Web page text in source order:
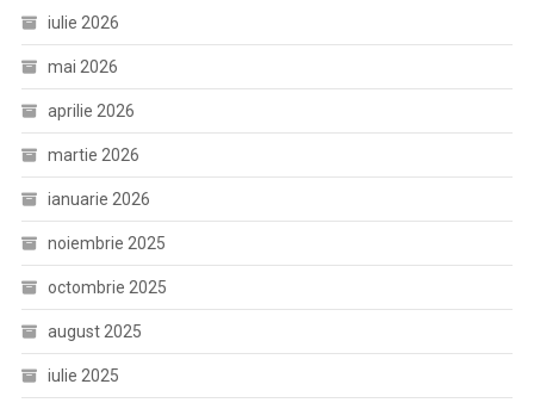
iulie 2026
mai 2026
aprilie 2026
martie 2026
ianuarie 2026
noiembrie 2025
octombrie 2025
august 2025
iulie 2025